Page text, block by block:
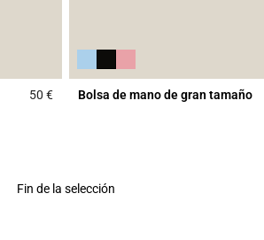
50 €5 out of 5 Customer Rating
Bolsa de mano de gran tamaño
Fin de la selección